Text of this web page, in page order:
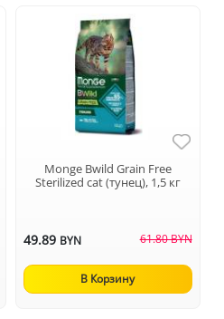
Monge Bwild Grain Free
Sterilized cat (тунец), 1,5 кг
49.89 BYN 61.80 BYN
В Корзину